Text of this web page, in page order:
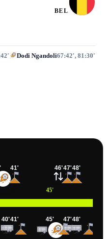
BEL
Dodi Ngandoli67:42', 81:30'
45'
40'41'
41'
45'
46'
47'
47'
48'
48'